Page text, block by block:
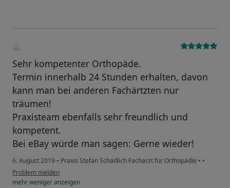
Sehr kompetenter Orthopäde.
Termin innerhalb 24 Stunden erhalten, davon
kann man bei anderen Fachärtzten nur
träumen!
Praxisteam ebenfalls sehr freundlich und
kompetent.
Bei eBay würde man sagen: Gerne wieder!
6. August 2019 • Praxis Stefan Schädlich Facharzt für Orthopädie • •
Problem melden
mehrwenigeranzeigen